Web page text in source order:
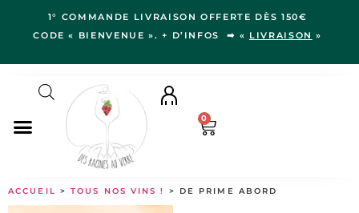
1° COMMANDE LIVRAISON OFFERTE DÈS 150€
CODE « BIENVENUE ». + D’INFOS ➡ « LIVRAISON »
RÉGIONS
0
ACCUEIL >TOUS NOS VINS ! > DE PRIME ABORD